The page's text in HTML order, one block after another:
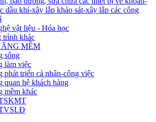
dầu khí-xây lắp khảo sát-xây lắp các công
vật liệu - Hóa học
trình khác
MỀM
sống
làm việc
phát triển cá nhân-công việc
quan hệ khách hàng
mềm khác